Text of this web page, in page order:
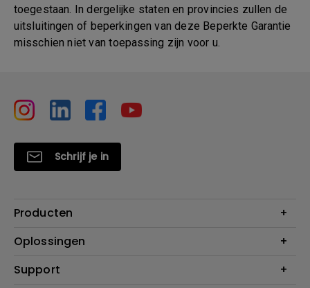
toegestaan. In dergelijke staten en provincies zullen de
uitsluitingen of beperkingen van deze Beperkte Garantie
misschien niet van toepassing zijn voor u.
Schrijf je in
Producten
Projectoren
Verlichting
Oplossingen
Education
Support